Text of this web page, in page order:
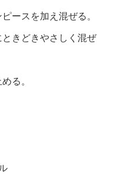
ースを加え混ぜる。
きどきやさしく混ぜ
る。